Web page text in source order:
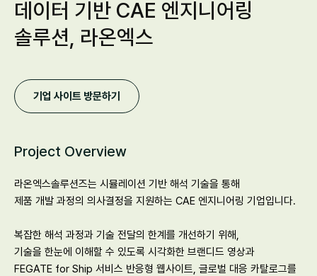
데이터 기반 CAE 엔지니어링
솔루션, 라온엑스
기업 사이트 방문하기
Project Overview
라온엑스솔루션즈는 시뮬레이션 기반 해석 기술을 통해
제품 개발 과정의 의사결정을 지원하는 CAE 엔지니어링 기업입니다.
복잡한 해석 과정과 기술 전달의 한계를 개선하기 위해,
기술을 한눈에 이해할 수 있도록 시각화한 브랜디드 영상과
FEGATE for Ship 서비스 반응형 웹사이트, 글로벌 대응 카탈로그를